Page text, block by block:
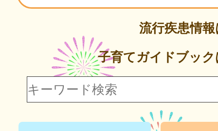
流行疾患情
子育てガイドブッ